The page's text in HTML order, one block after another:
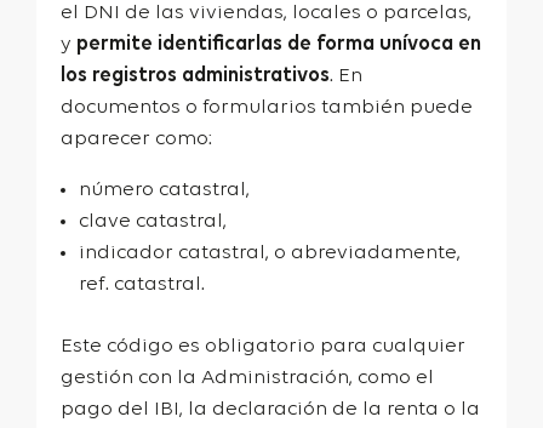
el DNI de las viviendas, locales o parcelas,
y permite identificarlas de forma unívoca en
los registros administrativos. En
documentos o formularios también puede
aparecer como:
número catastral,
clave catastral,
indicador catastral, o abreviadamente,
ref. catastral.
Este código es obligatorio para cualquier
gestión con la Administración, como el
pago del IBI, la declaración de la renta o la